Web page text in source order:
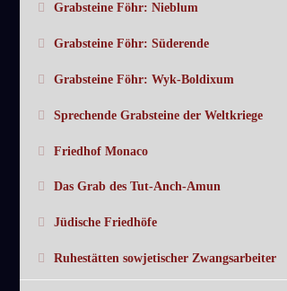
Grabsteine Föhr: Nieblum
Grabsteine Föhr: Süderende
Grabsteine Föhr: Wyk-Boldixum
Sprechende Grabsteine der Weltkriege
Friedhof Monaco
Das Grab des Tut-Anch-Amun
Jüdische Friedhöfe
Ruhestätten sowjetischer Zwangsarbeiter